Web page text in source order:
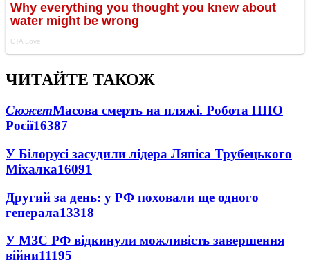
ЧИТАЙТЕ ТАКОЖ
СюжетМасова смерть на пляжі. Робота ППО
Росії16387
У Білорусі засудили лідера Ляпіса Трубецького
Міхалка16091
Другий за день: у РФ поховали ще одного
генерала13318
У МЗС РФ відкинули можливість завершення
війни11195